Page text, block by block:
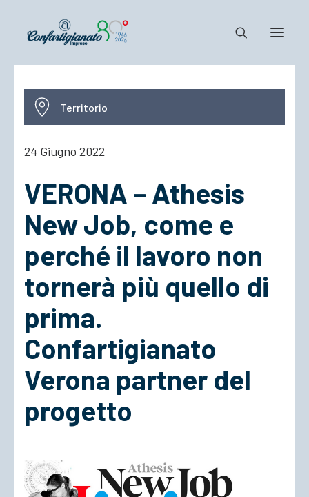
Notizie e Documenti
Confartigianato
Cosa Facciamo
ACCEDI
Territorio
24 Giugno 2022
VERONA – Athesis
New Job, come e
perché il lavoro non
tornerà più quello di
prima.
Confartigianato
Verona partner del
progetto